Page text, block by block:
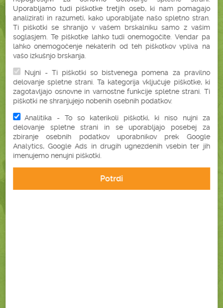
ZAKAJ BONATURA?
BREZ SKRITIH
STROŠKOV
BREZPLAČNA
DOSTAVA
PLAČILO OB
PREJEMU
Uporabljamo tudi piškotke tretjih oseb, ki nam pomagajo
analizirati in razumeti, kako uporabljate našo spletno stran.
Ti piškotki se shranijo v vašem brskalniku samo z vašim
soglasjem. Te piškotke lahko tudi onemogočite. Vendar pa
lahko onemogočenje nekaterih od teh piškotkov vpliva na
vašo izkušnjo brskanja.
Nujni - Ti piškotki so bistvenega pomena za pravilno
delovanje spletne strani. Ta kategorija vključuje piškotke, ki
zagotavljajo osnovne in varnostne funkcije spletne strani. Ti
piškotki ne shranjujejo nobenih osebnih podatkov.
Analitika - To so katerikoli piškotki, ki niso nujni za
delovanje spletne strani in se uporabljajo posebej za
zbiranje osebnih podatkov uporabnikov prek Google
Analytics, Google Ads in drugih ugnezdenih vsebin ter jih
imenujemo nenujni piškotki.
Potrdi